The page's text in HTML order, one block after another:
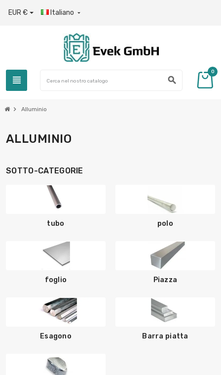
EUR € Italiano 
view_headline search
0
chevron_right Alluminio
ALLUMINIO
SOTTO-CATEGORIE
tubo polo
foglio Piazza
Esagono Barra piatta